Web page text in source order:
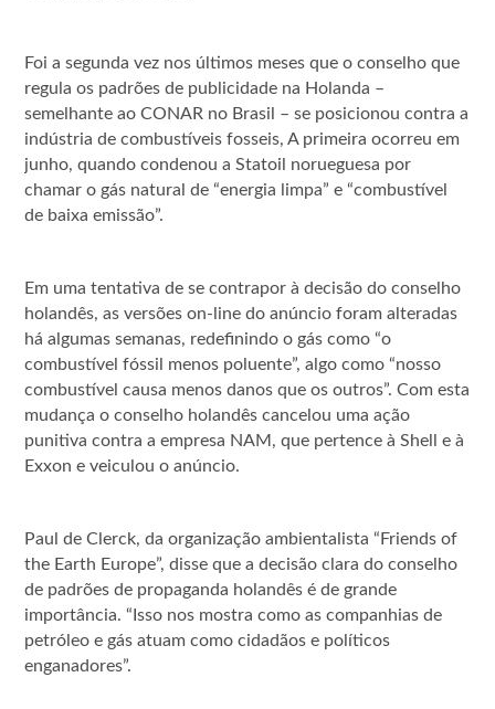
Foi a segunda vez nos últimos meses que o conselho que
regula os padrões de publicidade na Holanda –
semelhante ao CONAR no Brasil – se posicionou contra a
indústria de combustíveis fosseis, A primeira ocorreu em
junho, quando condenou a Statoil norueguesa por
chamar o gás natural de “energia limpa” e “combustível
de baixa emissão”.
Em uma tentativa de se contrapor à decisão do conselho
holandês, as versões on-line do anúncio foram alteradas
há algumas semanas, redefinindo o gás como “o
combustível fóssil menos poluente”, algo como “nosso
combustível causa menos danos que os outros”. Com esta
mudança o conselho holandês cancelou uma ação
punitiva contra a empresa NAM, que pertence à Shell e à
Exxon e veiculou o anúncio.
Paul de Clerck, da organização ambientalista “Friends of
the Earth Europe”, disse que a decisão clara do conselho
de padrões de propaganda holandês é de grande
importância. “Isso nos mostra como as companhias de
petróleo e gás atuam como cidadãos e políticos
enganadores”.